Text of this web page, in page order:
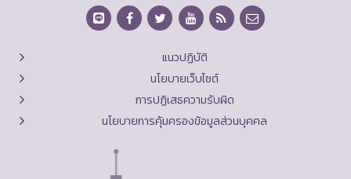
แนวปฏิบัติ
นโยบายเว็บไซต์
การปฏิเสธความรับผิด
นโยบายการคุ้มครองข้อมูลส่วนบุคคล